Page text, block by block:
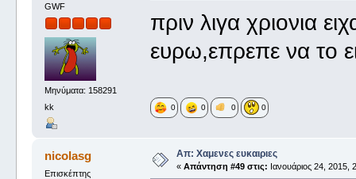
GWF
Μηνύματα: 158291
kk
πριν λιγα χριονια
ευρω,επρεπε να το
0 0 0 0
nicolasg
Επισκέπτης
Απ: Χαμενες ευκαιριες
« Απάντηση #49 στις: Ιανουάριος 24, 2015,